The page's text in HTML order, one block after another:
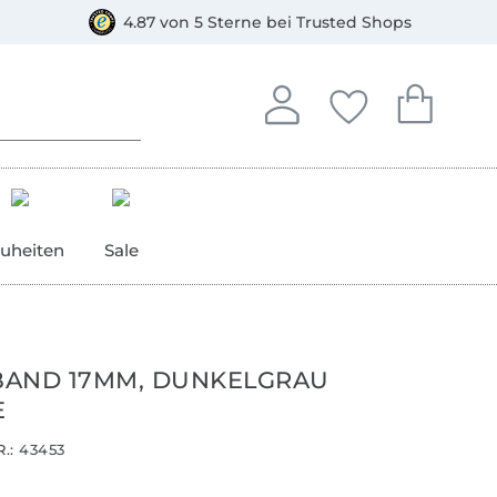
4.87 von 5 Sterne bei Trusted Shops
Anmelden
In deinem Konto
Deine
Du hast keine
Dein
Du hast
Sale
17MM, DUNKELGRAU
43453